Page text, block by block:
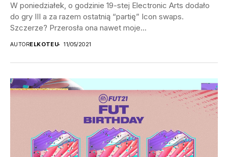
W poniedziałek, o godzinie 19-stej Electronic Arts dodało
do gry III a za razem ostatnią “partię” Icon swaps.
Szczerze? Przerosła ona nawet moje...
AUTORELKOTEU 11/05/2021